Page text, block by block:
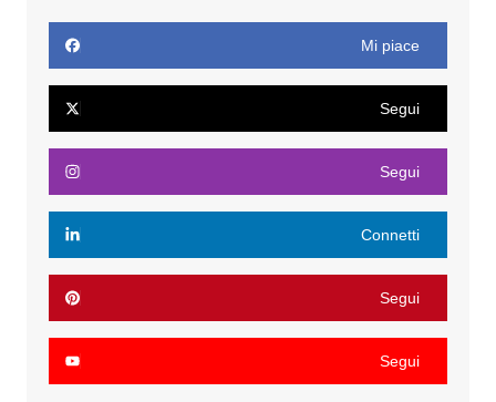
Mi piace
Segui
Segui
Connetti
Segui
Segui